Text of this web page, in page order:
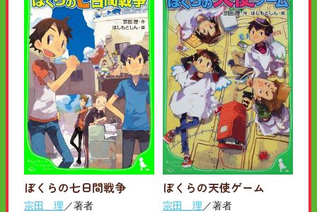
ぼくらの七日間戦争
宗田 理 ／著者
ぼくらの天使ゲーム
宗田 理 ／著者